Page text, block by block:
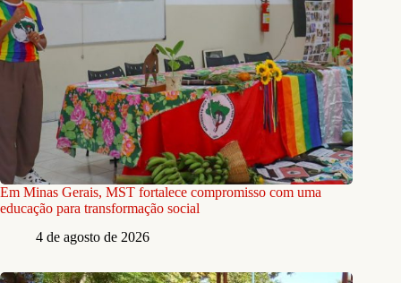
Em Minas Gerais, MST fortalece compromisso com uma
educação para transformação social
4 de agosto de 2026